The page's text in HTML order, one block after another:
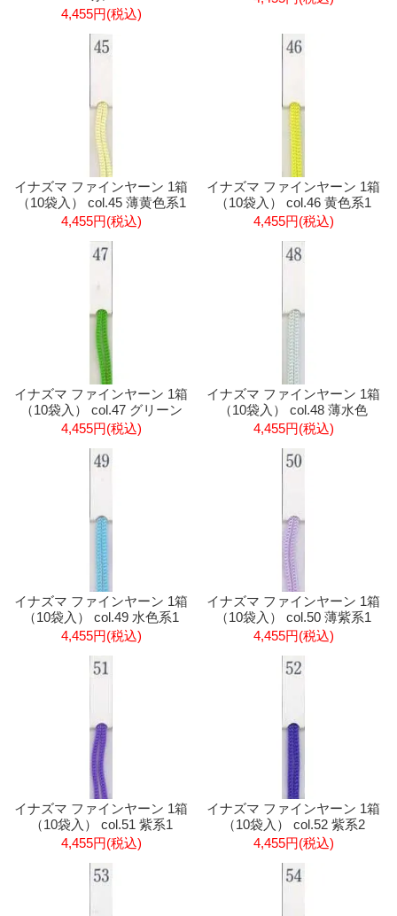
4,455円(税込)
イナズマ ファインヤーン 1箱
（10袋入） col.45 薄黄色系1
4,455円(税込)
イナズマ ファインヤーン 1箱
（10袋入） col.46 黄色系1
4,455円(税込)
イナズマ ファインヤーン 1箱
（10袋入） col.47 グリーン
4,455円(税込)
イナズマ ファインヤーン 1箱
（10袋入） col.48 薄水色
4,455円(税込)
イナズマ ファインヤーン 1箱
（10袋入） col.49 水色系1
4,455円(税込)
イナズマ ファインヤーン 1箱
（10袋入） col.50 薄紫系1
4,455円(税込)
イナズマ ファインヤーン 1箱
（10袋入） col.51 紫系1
4,455円(税込)
イナズマ ファインヤーン 1箱
（10袋入） col.52 紫系2
4,455円(税込)